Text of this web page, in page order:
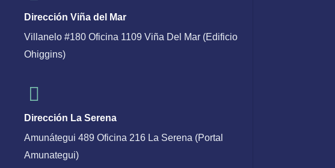
Dirección Viña del Mar
Villanelo #180 Oficina 1109 Viña Del Mar (Edificio
Ohiggins)
Dirección La Serena
Amunátegui 489 Oficina 216 La Serena (Portal
Amunategui)